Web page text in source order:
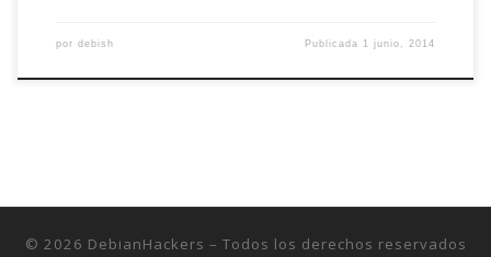
por debish Publicada 1 junio, 2014
© 2026 DebianHackers – Todos los derechos reservados